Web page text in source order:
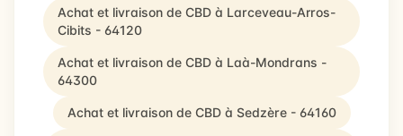
Achat et livraison de CBD à Larceveau-Arros-
Cibits - 64120
Achat et livraison de CBD à Laà-Mondrans -
64300
Achat et livraison de CBD à Sedzère - 64160